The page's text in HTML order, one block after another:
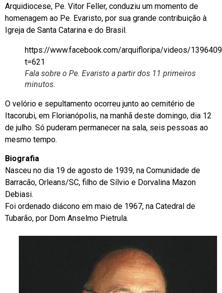
Arquidiocese, Pe. Vitor Feller, conduziu um momento de
homenagem ao Pe. Evaristo, por sua grande contribuição à
Igreja de Santa Catarina e do Brasil.
https://www.facebook.com/arquifloripa/videos/
t=621
Fala sobre o Pe. Evaristo a partir dos 11 primeiros
minutos.
O velório e sepultamento ocorreu junto ao cemitério de
Itacorubi, em Florianópolis, na manhã deste domingo, dia 12
de julho. Só puderam permanecer na sala, seis pessoas ao
mesmo tempo.
Biografia
Nasceu no dia 19 de agosto de 1939, na Comunidade de
Barracão, Orleans/SC, filho de Sílvio e Dorvalina Mazon
Debiasi.
Foi ordenado diácono em maio de 1967, na Catedral de
Tubarão, por Dom Anselmo Pietrula.